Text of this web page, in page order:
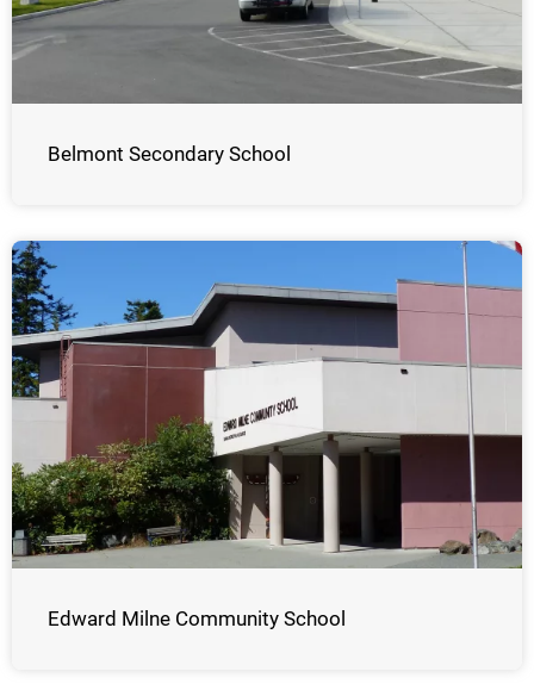
Belmont Secondary School
Edward Milne Community School